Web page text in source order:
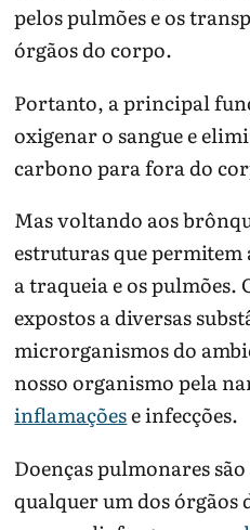
pelos pulmões e os
órgãos do corpo.
Portanto, a principal
oxigenar o sangue e
carbono para fora do
Mas voltando aos
estruturas que permitem
a traqueia e os pulmões.
expostos a diversas
microrganismos do
nosso organismo pela
inflamaçõese infecções.
Doenças pulmonares
qualquer um dos